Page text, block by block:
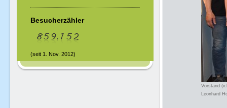
Vorstand
Leonhard
Besucherzähler
(seit 1. Nov. 2012)